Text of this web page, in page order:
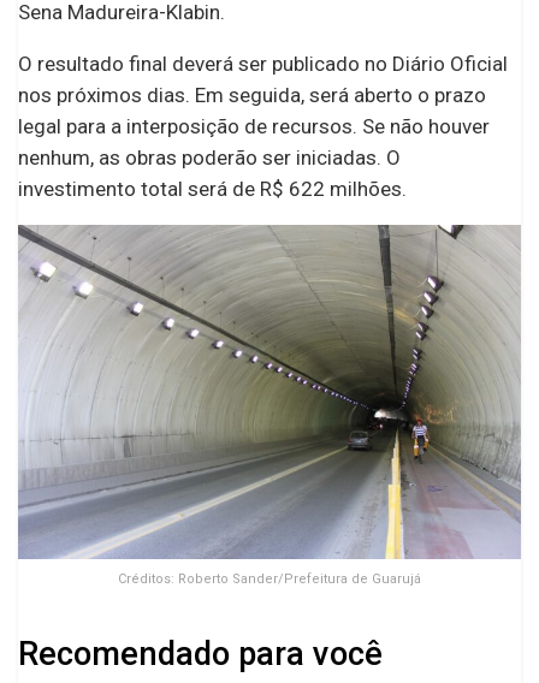
Sena Madureira-Klabin.
O resultado final deverá ser publicado no Diário Oficial
nos próximos dias. Em seguida, será aberto o prazo
legal para a interposição de recursos. Se não houver
nenhum, as obras poderão ser iniciadas. O
investimento total será de R$ 622 milhões.
Créditos: Roberto Sander/Prefeitura de Guarujá
Recomendado para você